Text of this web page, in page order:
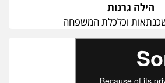
הילה גרנות
וכלכלת המשפחה